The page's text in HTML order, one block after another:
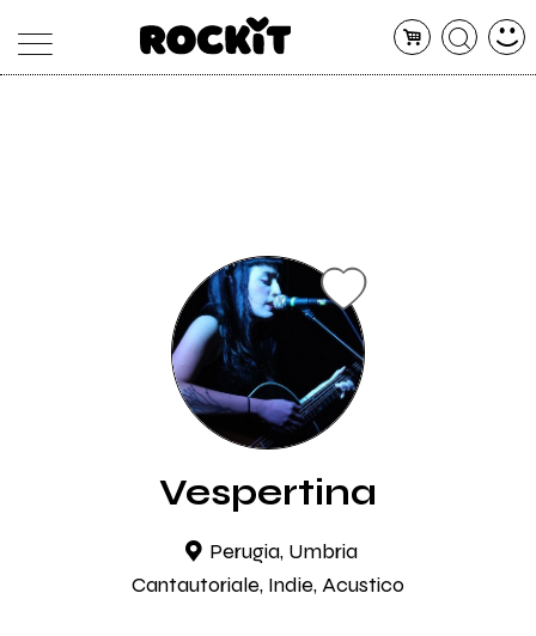
Vespertina
Perugia, Umbria
Cantautoriale, Indie, Acustico